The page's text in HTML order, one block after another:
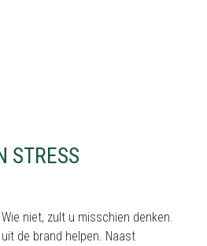
STRESS
niet, zult u misschien denken.
de brand helpen. Naast